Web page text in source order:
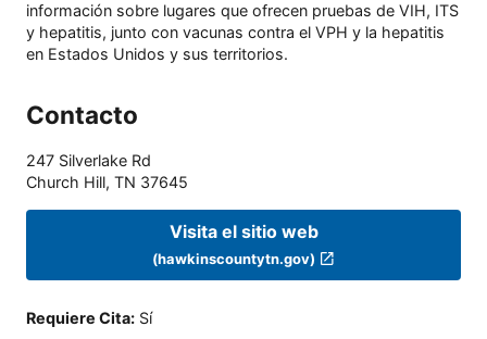
información sobre lugares que ofrecen pruebas de VIH, ITS
y hepatitis, junto con vacunas contra el VPH y la hepatitis
en Estados Unidos y sus territorios.
Contacto
247 Silverlake Rd
Church Hill, TN 37645
Visita el sitio web
(hawkinscountytn.gov)
Requiere Cita: Sí